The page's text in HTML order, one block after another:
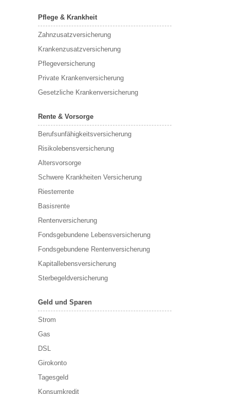
Pflege & Krankheit
Zahnzusatzversicherung
Krankenzusatzversicherung
Pflegeversicherung
Private Krankenversicherung
Gesetzliche Krankenversicherung
Rente & Vorsorge
Berufs­unfähigkeitsversicherung
Risikolebensversicherung
Altersvorsorge
Schwere Krankheiten Versicherung
Riesterrente
Basisrente
Rentenversicherung
Fondsgebundene Lebensversicherung
Fondsgebundene Rentenversicherung
Kapitallebensversicherung
Sterbegeldversicherung
Geld und Sparen
Strom
Gas
DSL
Girokonto
Tagesgeld
Konsumkredit